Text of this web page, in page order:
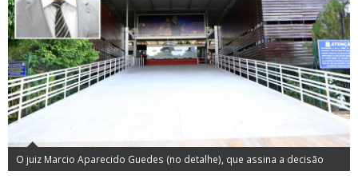
O juiz Marcio Aparecido Guedes (no detalhe), que assina a decisão